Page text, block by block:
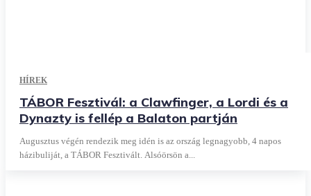
HÍREK
TÁBOR Fesztivál: a Clawfinger, a Lordi és a
Dynazty is fellép a Balaton partján
Augusztus végén rendezik meg idén is az ország legnagyobb, 4 napos
házibuliját, a TÁBOR Fesztivált. Alsóörsön a...